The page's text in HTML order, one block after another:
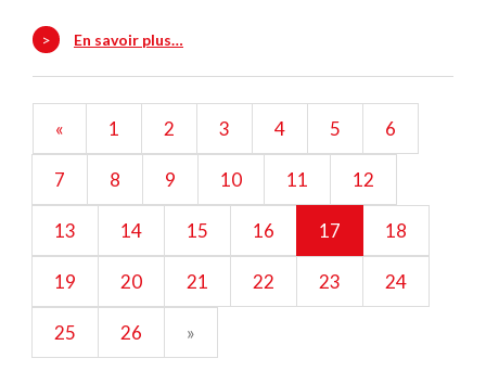
> En savoir plus…
« 1 2 3 4 5 6
7 8 9 10 11 12
13 14 15 16 17 18
19 20 21 22 23 24
25 26 »